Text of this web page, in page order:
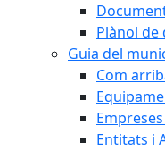
Plànol de
Guia del
Com
Entitats i